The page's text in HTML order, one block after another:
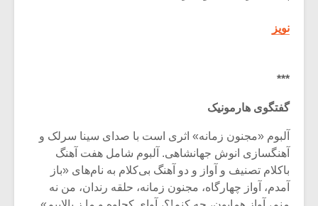
نویز
***
گفتگوی هارمونیک
آلبوم «مجنون زمانه» اثری است با صدای سینا سرلک و
آهنگسازی انوش جهانشاهی. آلبوم شامل هفت آهنگ
باکلام تصنیف و آواز و دو آهنگ بی‌کلام به نام‌های «باز
آمدم، آواز چهارگاه، مجنون زمانه، حلقه رندان، من نه